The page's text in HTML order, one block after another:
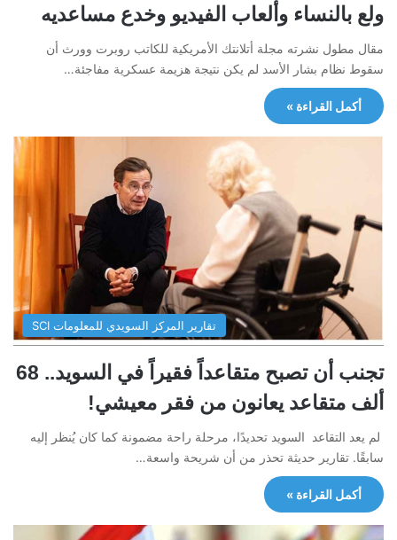
ولع بالنساء وألعاب الفيديو وخدع مساعديه
مقال مطول نشرته مجلة أتلانتك الأمريكية للكاتب روبرت وورث أن
سقوط نظام بشار الأسد لم يكن نتيجة هزيمة عسكرية مفاجئة…
أكمل القراءة »
تقارير المركز السويدي للمعلومات SCI
تجنب أن تصبح متقاعداً فقيراً في السويد.. 68
ألف متقاعد يعانون من فقر معيشي!
لم يعد التقاعد السويد تحديدًا، مرحلة راحة مضمونة كما كان يُنظر إليه
سابقًا. تقارير حديثة تحذر من أن شريحة واسعة…
أكمل القراءة »